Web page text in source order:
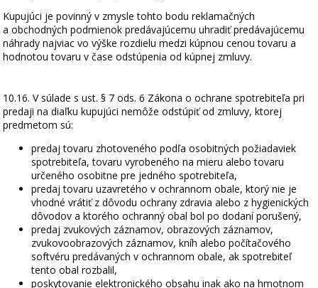
Kupujúci je povinný v zmysle tohto bodu reklamačných
a obchodných podmienok predávajúcemu uhradiť predávajúcemu
náhrady najviac vo výške rozdielu medzi kúpnou cenou tovaru a
hodnotou tovaru v čase odstúpenia od kúpnej zmluvy.
10.16. V súlade s ust. § 7 ods. 6 Zákona o ochrane spotrebiteľa pri
predaji na diaľku kupujúci nemôže odstúpiť od zmluvy, ktorej
predmetom sú:
predaj tovaru zhotoveného podľa osobitných požiadaviek
spotrebiteľa, tovaru vyrobeného na mieru alebo tovaru
určeného osobitne pre jedného spotrebiteľa,
predaj tovaru uzavretého v ochrannom obale, ktorý nie je
vhodné vrátiť z dôvodu ochrany zdravia alebo z hygienických
dôvodov a ktorého ochranný obal bol po dodaní porušený,
predaj zvukových záznamov, obrazových záznamov,
zvukovoobrazových záznamov, kníh alebo počítačového
softvéru predávaných v ochrannom obale, ak spotrebiteľ
tento obal rozbalil,
poskytovanie elektronického obsahu inak ako na hmotnom